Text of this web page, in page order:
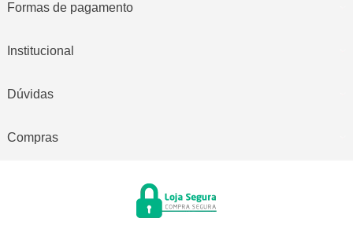
Formas de pagamento
Institucional
Dúvidas
Compras